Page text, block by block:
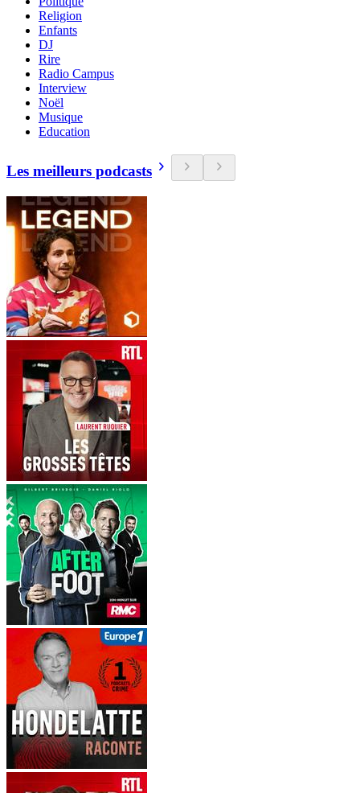
Religion
Enfants
DJ
Rire
Radio Campus
Interview
Noël
Musique
Education
Les meilleurs podcasts